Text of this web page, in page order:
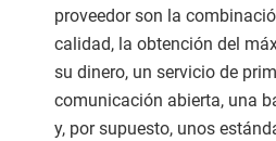
proveedor son la
calidad, la obtención del
su dinero, un servicio de
comunicación abierta, una
y, por supuesto, unos